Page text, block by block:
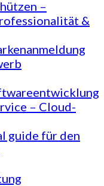
–
&
– Cloud-
guide für den